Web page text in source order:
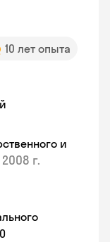
10 лет опыта
и
2008 г.